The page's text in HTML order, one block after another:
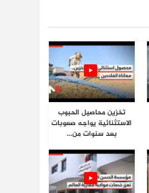
تخزين محاصيل الحبوب
الاستثنائية يواجه صعوبات
بعد سنوات من…